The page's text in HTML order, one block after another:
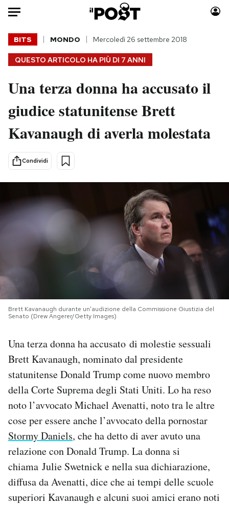
Auto
HOME
Italia
Politica
Tecnologia
Scienza
Sport
Moda
Consumismi
Storie/Idee
Altrecose
Mondiali calcio 2026
PODCAST
I MIEI PREFERITI
CALENDARIO
AREA PERSONALE
Area Personale
Newsletter
Notifiche mobile
Regala il Post
Hai bisogno di aiuto?
QUESTO ARTICOLO HA PIÙ DI 7 ANNI
BITS MONDO Mercoledì 26 settembre 2018
Una terza donna ha accusato il
giudice statunitense Brett
Kavanaugh di averla molestata
Condividi
Brett Kavanaugh durante un'audizione della Commissione Giustizia del
Senato (Drew Angerer/Getty Images)
Una terza donna ha accusato di molestie sessuali
Brett Kavanaugh, nominato dal presidente
statunitense Donald Trump come nuovo membro
della Corte Suprema degli Stati Uniti. Lo ha reso
noto l’avvocato Michael Avenatti, noto tra le altre
cose per essere anche l’avvocato della pornostar
Stormy Daniels, che ha detto di aver avuto una
relazione con Donald Trump. La donna si
chiama Julie Swetnick e nella sua dichiarazione,
diffusa da Avenatti, dice che ai tempi delle scuole
superiori Kavanaugh e alcuni suoi amici erano noti